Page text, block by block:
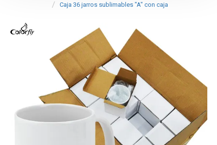
Caja 36 jarros sublimables "A" con caja
TEXTTRANSPARENTE